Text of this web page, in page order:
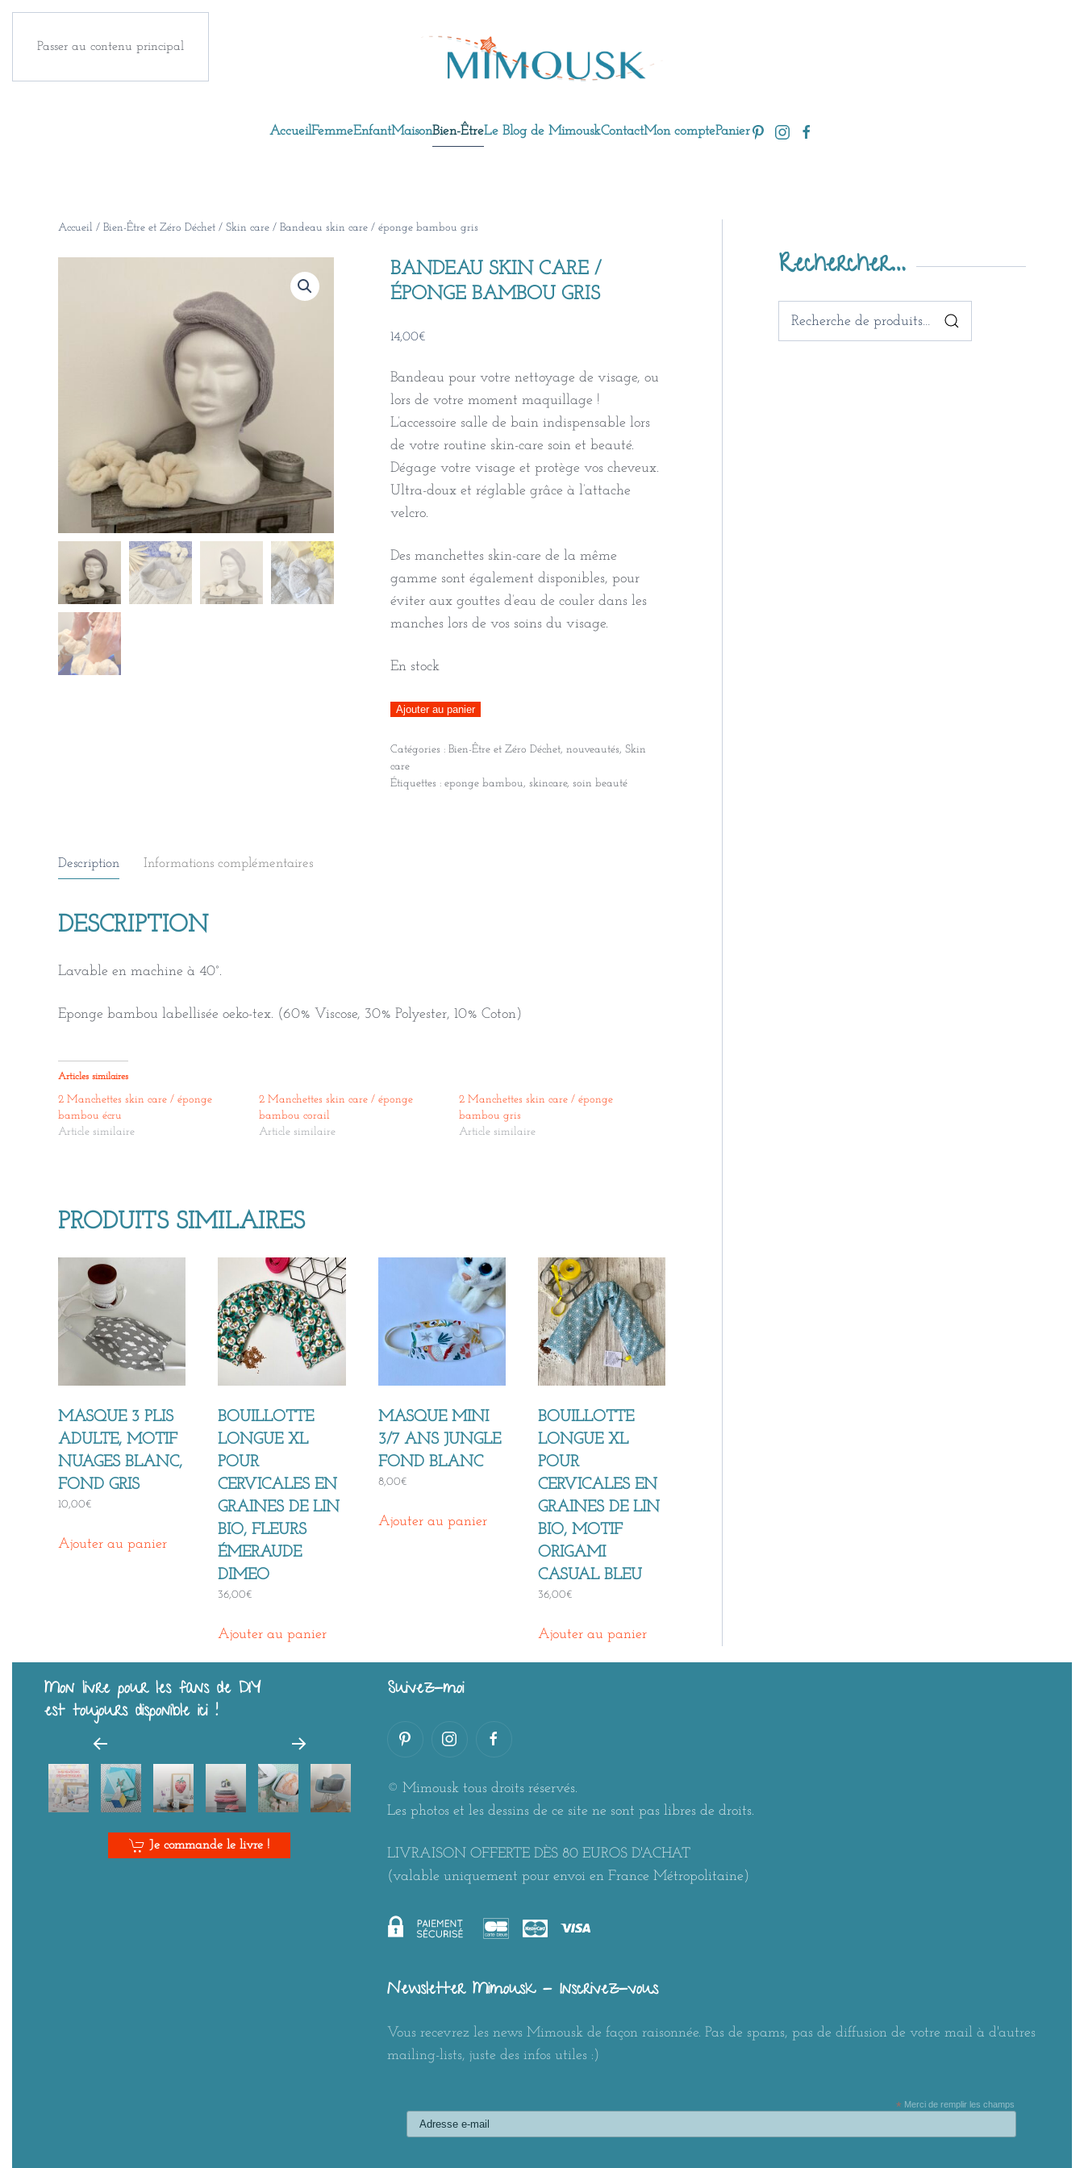
Passer au contenu principal
AccueilFemmeEnfantMaisonBien-ÊtreLe Blog de MimouskContactMon comptePanier
Accueil / Bien-Être et Zéro Déchet / Skin care / Bandeau skin care / éponge bambou gris
BANDEAU SKIN CARE /
ÉPONGE BAMBOU GRIS
14,00€
Bandeau pour votre nettoyage de visage, ou
lors de votre moment maquillage !
L’accessoire salle de bain indispensable lors
de votre routine skin-care soin et beauté.
Dégage votre visage et protège vos cheveux.
Ultra-doux et réglable grâce à l’attache
velcro.
Des manchettes skin-care de la même
gamme sont également disponibles, pour
éviter aux gouttes d’eau de couler dans les
manches lors de vos soins du visage.
En stock
quantité
Bandeau
skin
Ajouter au panier
Catégories : Bien-Être et Zéro Déchet, nouveautés, Skin
care
Étiquettes : eponge bambou, skincare, soin beauté
Description Informations complémentaires
DESCRIPTION
Lavable en machine à 40°.
Eponge bambou labellisée oeko-tex. (60% Viscose, 30% Polyester, 10% Coton)
Articles similaires
2 Manchettes skin care / éponge
bambou écru
Article similaire
2 Manchettes skin care / éponge
bambou corail
Article similaire
2 Manchettes skin care / éponge
bambou gris
Article similaire
PRODUITS SIMILAIRES
MASQUE 3 PLIS
ADULTE, MOTIF
NUAGES BLANC,
FOND GRIS
10,00€
Ajouter au panier
BOUILLOTTE
LONGUE XL
POUR
CERVICALES EN
GRAINES DE LIN
BIO, FLEURS
ÉMERAUDE
DIMEO
36,00€
Ajouter au panier
MASQUE MINI
3/7 ANS JUNGLE
FOND BLANC
8,00€
Ajouter au panier
BOUILLOTTE
LONGUE XL
POUR
CERVICALES EN
GRAINES DE LIN
BIO, MOTIF
ORIGAMI
CASUAL BLEU
36,00€
Ajouter au panier
Rechercher…
Recherche
Mon livre pour les fans de DIY
est toujours disponible ici !
Je commande le livre !
Suivez-moi
© Mimousk tous droits réservés.
Les photos et les dessins de ce site ne sont pas libres de droits.
LIVRAISON OFFERTE DÈS 80 EUROS D'ACHAT
(valable uniquement pour envoi en France Métropolitaine)
Newsletter Mimousk - Inscrivez-vous
Vous recevrez les news Mimousk de façon raisonnée. Pas de spams, pas de diffusion de votre mail à d'autres
mailing-lists, juste des infos utiles :)
* Merci de remplir les champs